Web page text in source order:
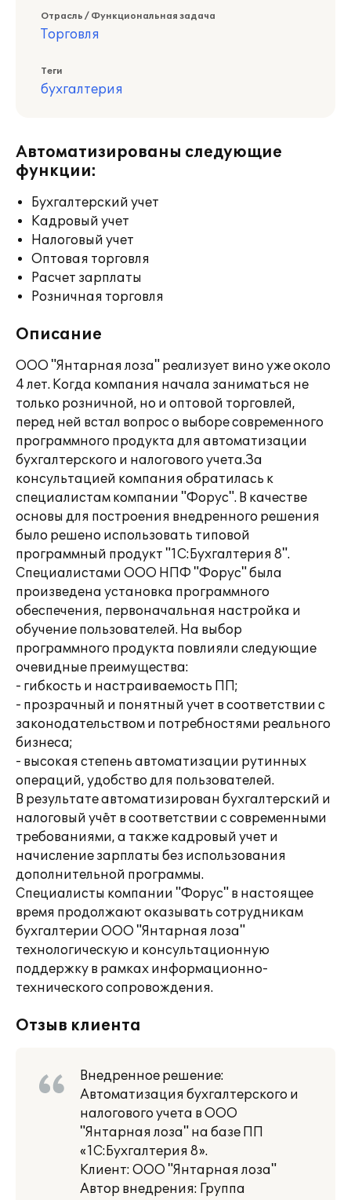
Отрасль / Функциональная задача
Торговля
Теги
бухгалтерия
Автоматизированы следующие
функции:
Бухгалтерский учет
Кадровый учет
Налоговый учет
Оптовая торговля
Расчет зарплаты
Розничная торговля
Описание
ООО "Янтарная лоза" реализует вино уже около
4 лет. Когда компания начала заниматься не
только розничной, но и оптовой торговлей,
перед ней встал вопрос о выборе современного
программного продукта для автоматизации
бухгалтерского и налогового учета.За
консультацией компания обратилась к
специалистам компании "Форус". В качестве
основы для построения внедренного решения
было решено использовать типовой
программный продукт "1С:Бухгалтерия 8".
Специалистами ООО НПФ "Форус" была
произведена установка программного
обеспечения, первоначальная настройка и
обучение пользователей. На выбор
программного продукта повлияли следующие
очевидные преимущества:
- гибкость и настраиваемость ПП;
- прозрачный и понятный учет в соответствии с
законодательством и потребностями реального
бизнеса;
- высокая степень автоматизации рутинных
операций, удобство для пользователей.
В результате автоматизирован бухгалтерский и
налоговый учёт в соответствии с современными
требованиями, а также кадровый учет и
начисление зарплаты без использования
дополнительной программы.
Специалисты компании "Форус" в настоящее
время продолжают оказывать сотрудникам
бухгалтерии ООО "Янтарная лоза"
технологическую и консультационную
поддержку в рамках информационно-
технического сопровождения.
Отзыв клиента
Внедренное решение:
Автоматизация бухгалтерского и
налогового учета в ООО
"Янтарная лоза" на базе ПП
«1С:Бухгалтерия 8».
Клиент: ООО "Янтарная лоза"
Автор внедрения: Группа